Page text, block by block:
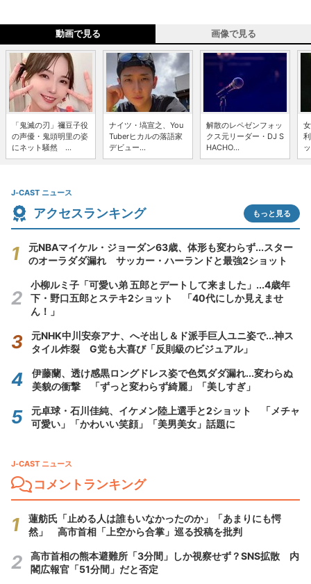
動画で見る 画像で見る
「鬼滅の刃」禰豆子役
の声優・鬼頭明里の姿
にネット騒然 ...
ナイツ・塙宣之、You
Tuberヒカルの落語家
デビュー...
解散のレペゼンフォッ
クス元リーダー・DJ S
HACHO...
J-CAST ニュース
アクセスランキング もっと見る
元NBAマイケル・ジョーダン63歳、体形も変わらず...スター
のオーラダダ漏れ サッカー・ハーランドと最強2ショット
小柳ルミ子「可愛い弟 五郎とデートして来ました」...4歳年
下・野口五郎とステキ2ショット 「40代にしか見えませ
ん！」
元NHK中川安奈アナ、へそ出し＆ド派手巨人ユニ姿で...神ス
タイル炸裂 G党も大喜び「反則級のビジュアル」
伊藤蘭、透け感黒ロングドレス姿で色気ダダ漏れ...変わらぬ
美貌の衝撃 「ずっと変わらず綺麗」「美しすぎ」
元卓球・石川佳純、イケメン陸上選手と2ショット 「メチャ
可愛い」「かわいい笑顔」「美男美女」話題に
J-CAST ニュース
コメントランキング
蓮舫氏「止める人は誰もいなかったのか」「あまりにも愕
然」 高市首相「上空から合掌」巡る投稿を批判
高市首相の熊本避難所「3分間」しか視察せず？SNS拡散 内
閣広報官「51分間」だと否定